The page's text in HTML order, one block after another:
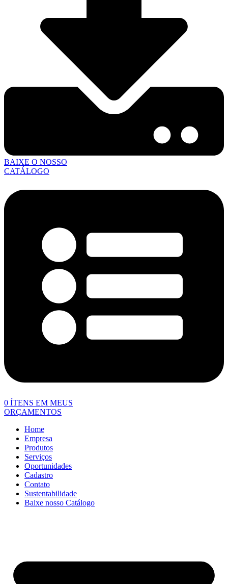
BAIXE O NOSSO
CATÁLOGO
0 ÍTENS EM MEUS
ORÇAMENTOS
Home
Empresa
Produtos
Serviços
Oportunidades
Cadastro
Contato
Sustentabilidade
Baixe nosso Catálogo